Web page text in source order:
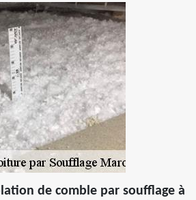
de comble par soufflage à